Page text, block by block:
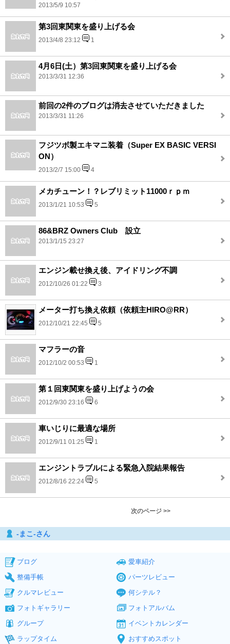
2013/5/9 10:57
第3回東関東を盛り上げる会
2013/4/8 23:12 1
4月6日(土）第3回東関東を盛り上げる会
2013/3/31 12:36
前回の2件のブログは消去させていただきました
2013/3/31 11:26
フジツボ製エキマニ装着（Super EX BASIC VERSI
ON）
2013/2/7 15:00 4
メカチューン！？レブリミット11000ｒｐｍ
2013/1/21 10:53 5
86&BRZ Owners Club 設立
2013/1/15 23:27
エンジン載せ換え後、アイドリング不調
2012/10/26 01:22 3
メーター打ち換え依頼（依頼主HIRO@RR）
2012/10/21 22:45 5
マフラーの音
2012/10/2 00:53 1
第１回東関東を盛り上げようの会
2012/9/30 23:16 6
車いじりに最適な場所
2012/9/11 01:25 1
エンジントラブルによる緊急入院結果報告
2012/8/16 22:24 5
次のページ >>
‐まこ‐さん
ブログ
愛車紹介
整備手帳
パーツレビュー
クルマレビュー
何シテル？
フォトギャラリー
フォトアルバム
グループ
イベントカレンダー
ラップタイム
おすすめスポット